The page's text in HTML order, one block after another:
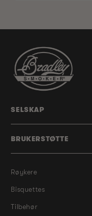
Røykere
Bisquettes
Tilbehør
SELSKAP
BRUKERSTØTTE